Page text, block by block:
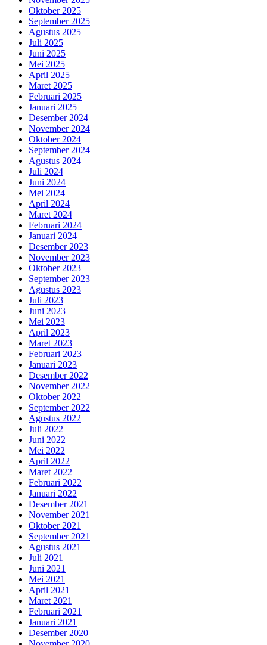
Oktober 2025
September 2025
Agustus 2025
Juli 2025
Juni 2025
Mei 2025
April 2025
Maret 2025
Februari 2025
Januari 2025
Desember 2024
November 2024
Oktober 2024
September 2024
Agustus 2024
Juli 2024
Juni 2024
Mei 2024
April 2024
Maret 2024
Februari 2024
Januari 2024
Desember 2023
November 2023
Oktober 2023
September 2023
Agustus 2023
Juli 2023
Juni 2023
Mei 2023
April 2023
Maret 2023
Februari 2023
Januari 2023
Desember 2022
November 2022
Oktober 2022
September 2022
Agustus 2022
Juli 2022
Juni 2022
Mei 2022
April 2022
Maret 2022
Februari 2022
Januari 2022
Desember 2021
November 2021
Oktober 2021
September 2021
Agustus 2021
Juli 2021
Juni 2021
Mei 2021
April 2021
Maret 2021
Februari 2021
Januari 2021
Desember 2020